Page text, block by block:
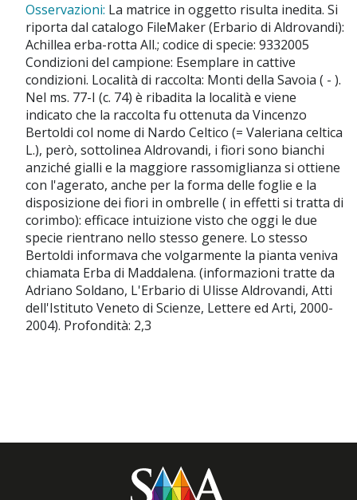
Osservazioni: La matrice in oggetto risulta inedita. Si
riporta dal catalogo FileMaker (Erbario di Aldrovandi):
Achillea erba-rotta All.; codice di specie: 9332005
Condizioni del campione: Esemplare in cattive
condizioni. Località di raccolta: Monti della Savoia ( - ).
Nel ms. 77-I (c. 74) è ribadita la località e viene
indicato che la raccolta fu ottenuta da Vincenzo
Bertoldi col nome di Nardo Celtico (= Valeriana celtica
L.), però, sottolinea Aldrovandi, i fiori sono bianchi
anziché gialli e la maggiore rassomiglianza si ottiene
con l'agerato, anche per la forma delle foglie e la
disposizione dei fiori in ombrelle ( in effetti si tratta di
corimbo): efficace intuizione visto che oggi le due
specie rientrano nello stesso genere. Lo stesso
Bertoldi informava che volgarmente la pianta veniva
chiamata Erba di Maddalena. (informazioni tratte da
Adriano Soldano, L'Erbario di Ulisse Aldrovandi, Atti
dell'Istituto Veneto di Scienze, Lettere ed Arti, 2000-
2004). Profondità: 2,3